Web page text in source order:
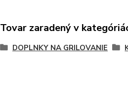
Tovar zaradený v
DOPLNKY NA GRILOVANIE